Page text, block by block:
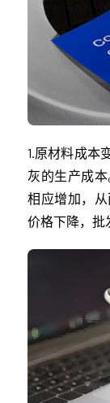
1.原材料成本
灰的生产成
相应增加，
价格下降，批